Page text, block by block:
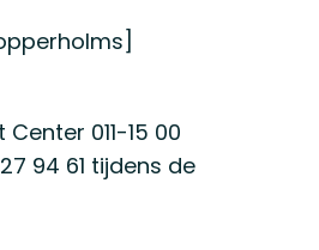
011-15 00
94 61 tijdens de